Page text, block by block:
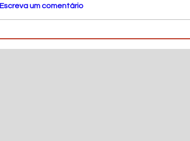
Escreva um comentário